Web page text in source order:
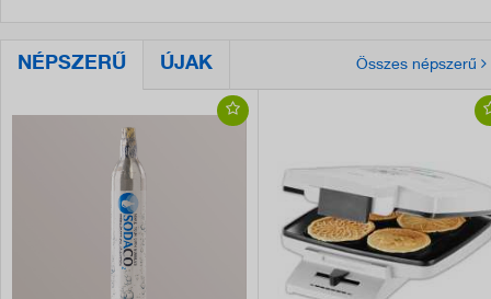
NÉPSZERŰ ÚJAK Összes népszerű